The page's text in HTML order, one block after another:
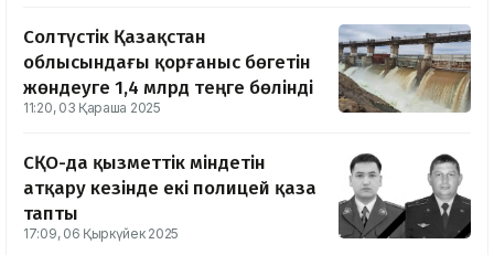
Солтүстік Қазақстан
облысындағы қорғаныс бөгетін
жөндеуге 1,4 млрд теңге бөлінді
11:20, 03 Қараша 2025
СҚО-да қызметтік міндетін
атқару кезінде екі полицей қаза
тапты
17:09, 06 Қыркүйек 2025